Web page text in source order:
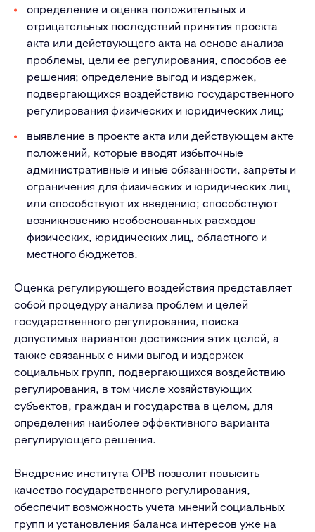
определение и оценка положительных и
отрицательных последствий принятия проекта
акта или действующего акта на основе анализа
проблемы, цели ее регулирования, способов ее
решения; определение выгод и издержек,
подвергающихся воздействию государственного
регулирования физических и юридических лиц;
выявление в проекте акта или действующем акте
положений, которые вводят избыточные
административные и иные обязанности, запреты и
ограничения для физических и юридических лиц
или способствуют их введению; способствуют
возникновению необоснованных расходов
физических, юридических лиц, областного и
местного бюджетов.
Оценка регулирующего воздействия представляет
собой процедуру анализа проблем и целей
государственного регулирования, поиска
допустимых вариантов достижения этих целей, а
также связанных с ними выгод и издержек
социальных групп, подвергающихся воздействию
регулирования, в том числе хозяйствующих
субъектов, граждан и государства в целом, для
определения наиболее эффективного варианта
регулирующего решения.
Внедрение института ОРВ позволит повысить
качество государственного регулирования,
обеспечит возможность учета мнений социальных
групп и установления баланса интересов уже на